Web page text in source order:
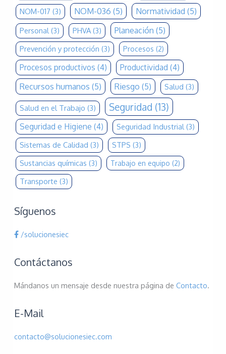
NOM-017 (3) NOM-036 (5) Normatividad (5)
Personal(3) PHVA(3) Planeación (5)
Prevención y protección (3) Procesos (2)
Procesos productivos (4) Productividad (4)
Recursos humanos (5) Riesgo (5) Salud (3)
Salud en el Trabajo (3) Seguridad (13)
Seguridad e Higiene (4) Seguridad Industrial(3)
Sistemas de Calidad (3) STPS (3)
Sustancias químicas (3) Trabajo en equipo (2)
Transporte (3)
Síguenos
/solucionesiec
Contáctanos
Mándanos un mensaje desde nuestra página de Contacto.
E-Mail
contacto@solucionesiec.com